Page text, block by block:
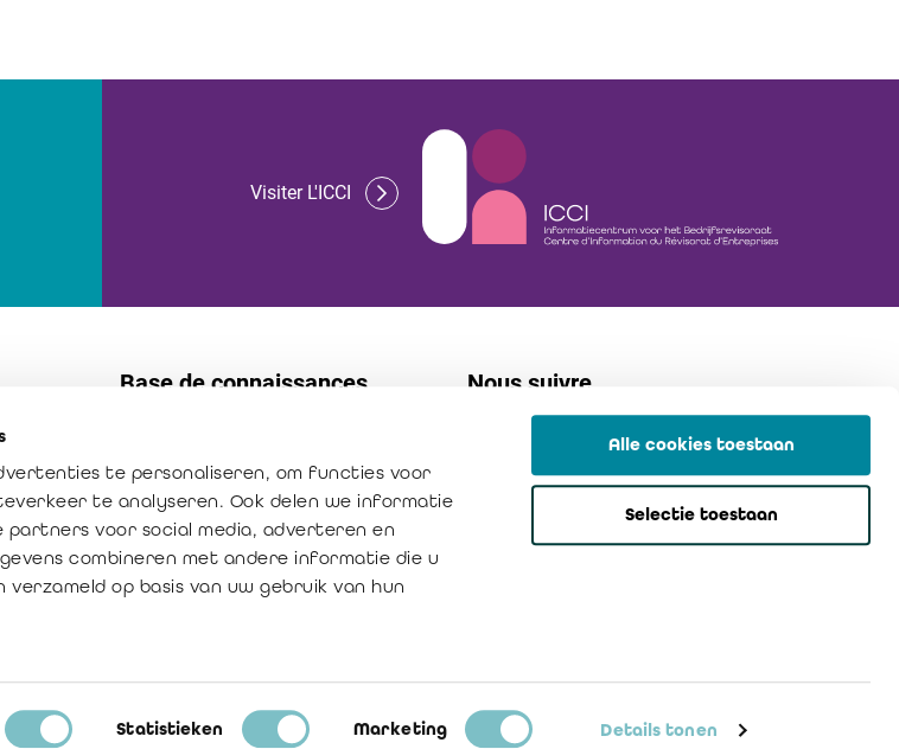
te personaliseren, om functies voor
te analyseren. Ook delen we informatie
voor social media, adverteren en
combineren met andere informatie die u
op basis van uw gebruik van hun
Statistieken Marketing Details tonen
Alle cookies toestaan
Selectie toestaan
Visiter L'ICCI
Base de connaissances
Publications
La profession en chiffres
Nous suivre
flickr
Politique de confidentialité Cookies